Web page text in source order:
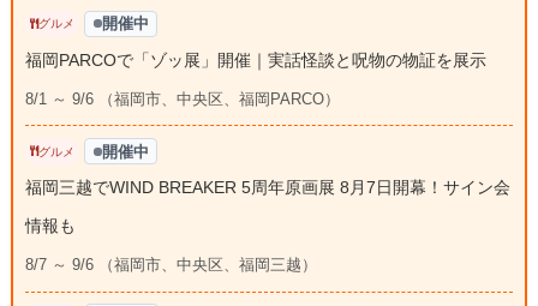
グルメ 開催中
福岡PARCOで「ゾッ展」開催｜実話怪談と呪物の物証を展示
8/1 ～ 9/6 （福岡市、中央区、福岡PARCO）
グルメ 開催中
福岡三越でWIND BREAKER 5周年原画展 8月7日開幕！サイン会
情報も
8/7 ～ 9/6 （福岡市、中央区、福岡三越）